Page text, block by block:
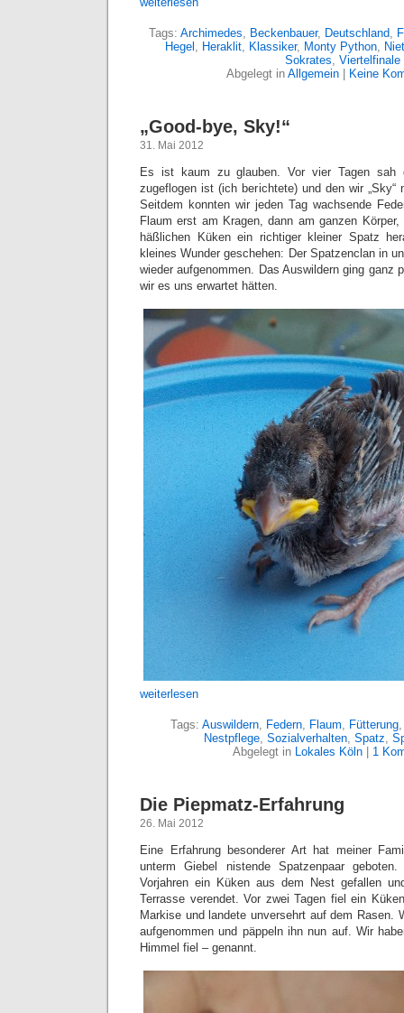
Tags: Archimedes, Beckenbauer, Deutschland,
Hegel , Heraklit, Klassiker, Monty Python,
Sokrates, Viertelfinale
Abgelegt in Allgemein Keine
„Good-bye, Sky!“
31. Mai 2012
Es ist kaum zu glauben. Vor vier Tagen sah
zugeflogen ist (ich berichtete) und den wir
Seitdem konnten wir jeden Tag wachsende
Flaum erst am Kragen, dann am ganzen
häßlichen Küken ein richtiger kleiner Spatz
kleines Wunder geschehen: Der Spatzenclan in
wieder aufgenommen. Das Auswildern ging ganz
wir es uns erwartet hätten.
weiterlesen
Tags: Auswildern, Federn, Flaum, Fütterung
Nestpflege, Sozialverhalten, Spatz,
Abgelegt in Lokales Köln 1
Die Piepmatz-Erfahrung
26. Mai 2012
Eine Erfahrung besonderer Art hat meiner
unterm Giebel nistende Spatzenpaar
Vorjahren ein Küken aus dem Nest gefallen
Terrasse verendet. Vor zwei Tagen fiel ein
Markise und landete unversehrt auf dem Rasen.
aufgenommen und päppeln ihn nun auf. Wir
Himmel fiel – genannt.